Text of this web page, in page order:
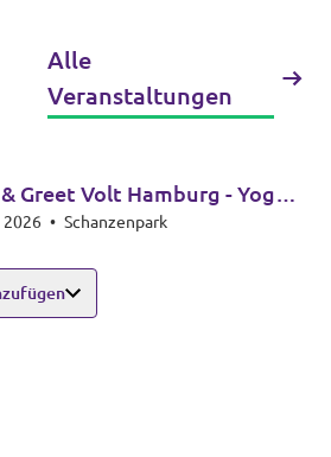
Alle
Veranstaltungen
Greet Volt Hamburg - Yoga
2026 • Schanzenpark